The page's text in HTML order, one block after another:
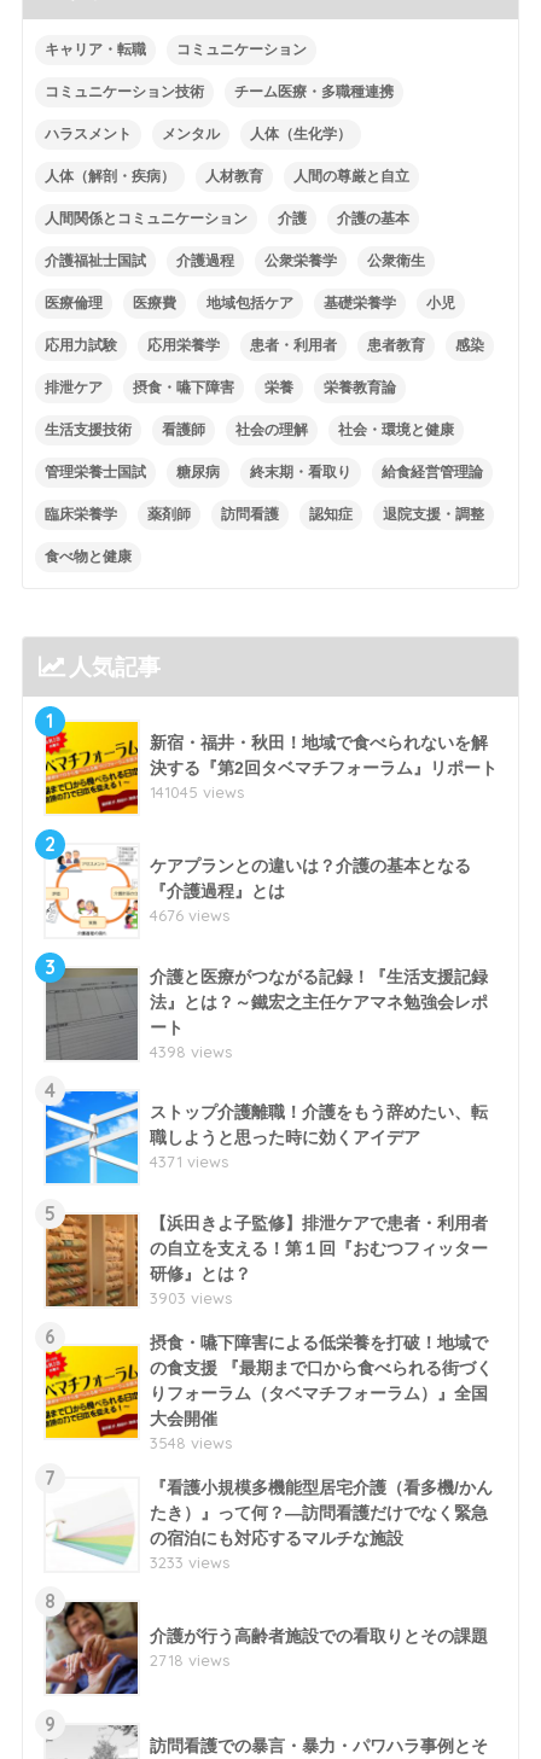
キャリア・転職 コミュニケーション
コミュニケーション技術 チーム医療・多職種連携
ハラスメント メンタル 人体（生化学）
人体（解剖・疾病） 人材教育 人間の尊厳と自立
人間関係とコミュニケーション 介護 介護の基本
介護福祉士国試 介護過程 公衆栄養学 公衆衛生
医療倫理 医療費 地域包括ケア 基礎栄養学 小児
応用力試験 応用栄養学 患者・利用者 患者教育 感染
排泄ケア 摂食・嚥下障害 栄養 栄養教育論
生活支援技術 看護師 社会の理解 社会・環境と健康
管理栄養士国試 糖尿病 終末期・看取り 給食経営管理論
臨床栄養学 薬剤師 訪問看護 認知症 退院支援・調整
食べ物と健康
人気記事
1
新宿・福井・秋田！地域で食べられないを解
決する『第2回タベマチフォーラム』リポート
141045 views
2
ケアプランとの違いは？介護の基本となる
『介護過程』とは
4676 views
3
介護と医療がつながる記録！『生活支援記録
法』とは？～鐵宏之主任ケアマネ勉強会レポ
ート
4398 views
4
ストップ介護離職！介護をもう辞めたい、転
職しようと思った時に効くアイデア
4371 views
5
【浜田きよ子監修】排泄ケアで患者・利用者
の自立を支える！第１回『おむつフィッター
研修』とは？
3903 views
6
摂食・嚥下障害による低栄養を打破！地域で
の食支援 『最期まで口から食べられる街づく
りフォーラム（タベマチフォーラム）』全国
大会開催
3548 views
7
『看護小規模多機能型居宅介護（看多機/かん
たき）』って何？―訪問看護だけでなく緊急
の宿泊にも対応するマルチな施設
3233 views
8
介護が行う高齢者施設での看取りとその課題
2718 views
9
訪問看護での暴言・暴力・パワハラ事例とそ